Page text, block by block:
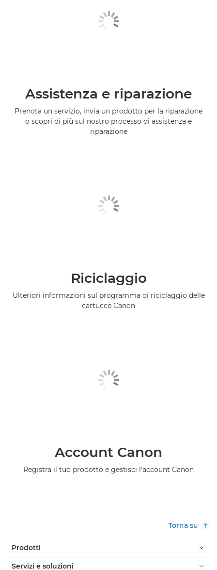
Assistenza e riparazione
Prenota un servizio, invia un prodotto per la riparazione
o scopri di più sul nostro processo di assistenza e
riparazione
Riciclaggio
Ulteriori informazioni sul programma di riciclaggio delle
cartucce Canon
Account Canon
Registra il tuo prodotto e gestisci l'account Canon
Torna su
Prodotti
Servizi e soluzioni